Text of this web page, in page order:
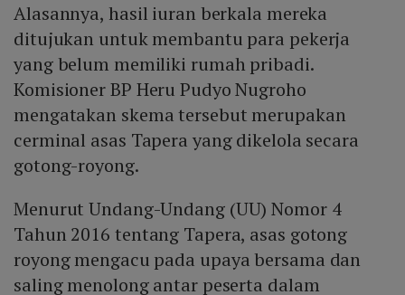
Alasannya, hasil iuran berkala mereka
ditujukan untuk membantu para pekerja
yang belum memiliki rumah pribadi.
Komisioner BP Heru Pudyo Nugroho
mengatakan skema tersebut merupakan
cerminal asas Tapera yang dikelola secara
gotong-royong.
Menurut Undang-Undang (UU) Nomor 4
Tahun 2016 tentang Tapera, asas gotong
royong mengacu pada upaya bersama dan
saling menolong antar peserta dalam